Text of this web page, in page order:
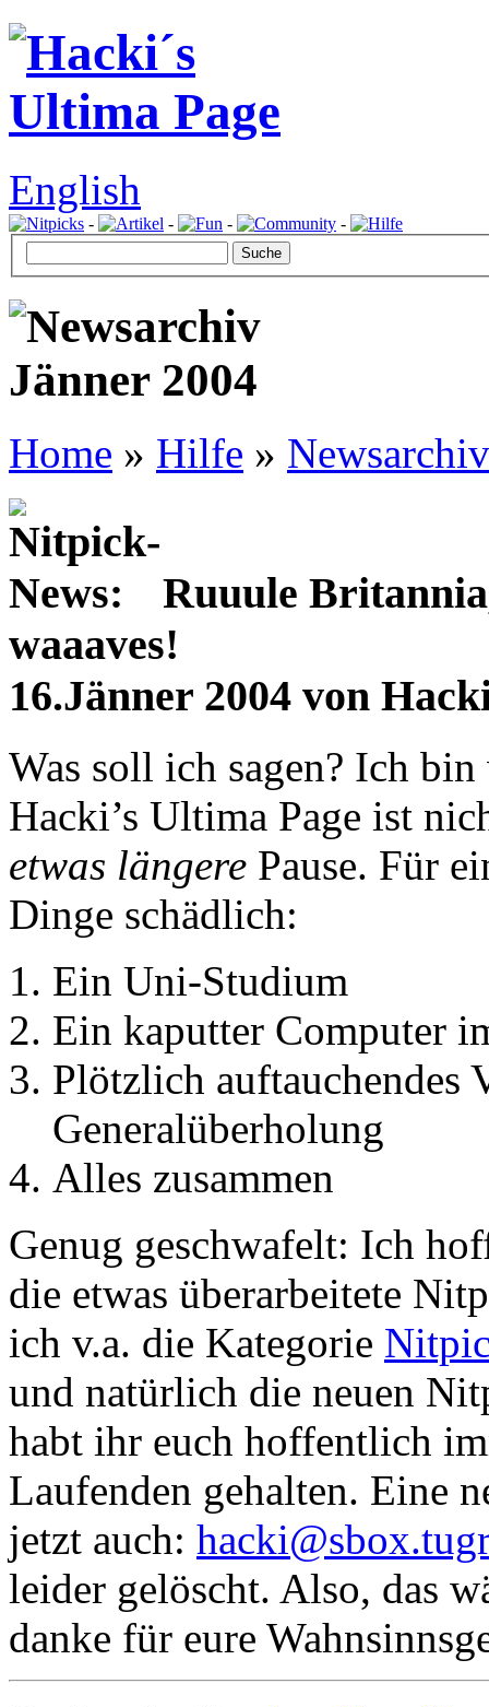
English
- - - -
Home » Hilfe » Newsarchiv
Ruuule
waaaves!
16.Jänner 2004 von
Was soll ich sagen? Ich
Hacki’s Ultima Page ist
etwas längere Pause. Für
Dinge schädlich:
Ein Uni-Studium
Ein kaputter Computer
Plötzlich auftauchendes
Generalüberholung
Alles zusammen
Genug geschwafelt: Ich
die etwas überarbeitete
ich v.a. die Kategorie
und natürlich die neuen
habt ihr euch hoffentlich
Laufenden gehalten. Eine
jetzt auch:
leider gelöscht. Also, das
danke für eure